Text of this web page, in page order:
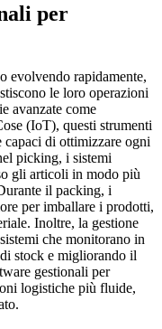
per
evolvendo rapidamente,
le loro operazioni
avanzate come
(IoT), questi strumenti
capaci di ottimizzare ogni
picking, i sistemi
gli articoli in modo più
il packing, i
per imballare i prodotti,
Inoltre, la gestione
che monitorano in
stock e migliorando il
gestionali per
logistiche più fluide,